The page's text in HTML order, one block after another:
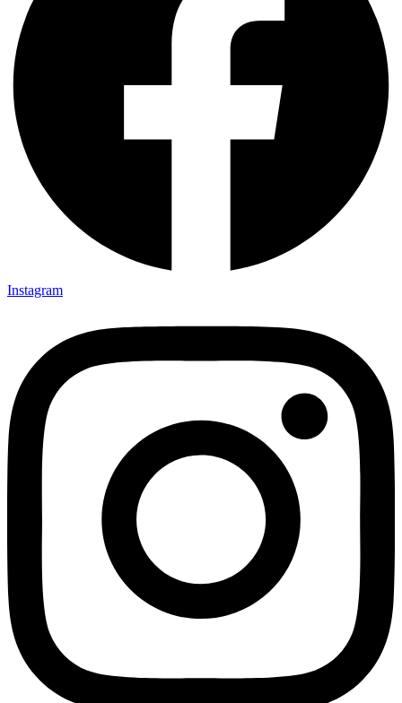
Instagram